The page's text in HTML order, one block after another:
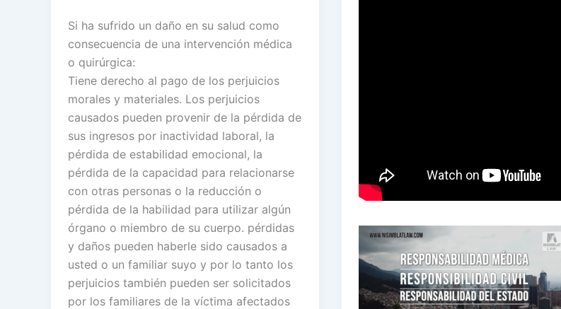
Si ha sufrido un daño en su salud como
consecuencia de una intervención médica
o quirúrgica:
Tiene derecho al pago de los perjuicios
morales y materiales. Los perjuicios
causados pueden provenir de la pérdida de
sus ingresos por inactividad laboral, la
pérdida de estabilidad emocional, la
pérdida de la capacidad para relacionarse
con otras personas o la reducción o
pérdida de la habilidad para utilizar algún
órgano o miembro de su cuerpo. pérdidas
y daños pueden haberle sido causados a
usted o un familiar suyo y por lo tanto los
perjuicios también pueden ser solicitados
por los familiares de la víctima afectados